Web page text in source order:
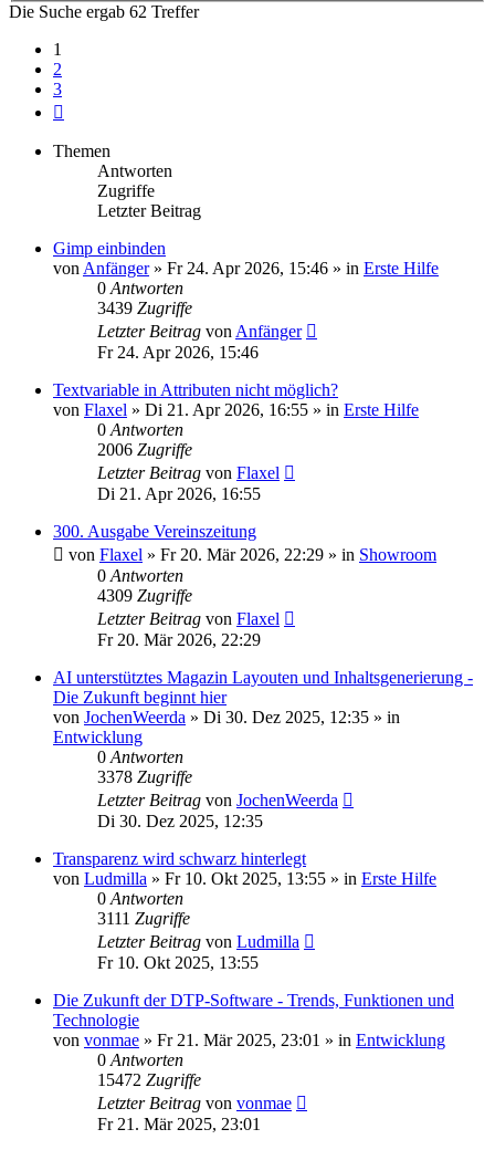
Die Suche ergab 62 Treffer
1
2
3
Themen
Antworten
Zugriffe
Letzter Beitrag
Gimp einbinden
von Anfänger» Fr 24. Apr 2026, 15:46 » in Erste Hilfe
0 Antworten
3439 Zugriffe
Letzter Beitrag von Anfänger
Fr 24. Apr 2026, 15:46
Textvariable in Attributen nicht möglich?
von Flaxel » Di 21. Apr 2026, 16:55 » in Erste Hilfe
0 Antworten
2006 Zugriffe
Letzter Beitrag von Flaxel
Di 21. Apr 2026, 16:55
300. Ausgabe Vereinszeitung
von Flaxel » Fr 20. Mär 2026, 22:29 » in Showroom
0 Antworten
4309 Zugriffe
Letzter Beitrag von Flaxel
Fr 20. Mär 2026, 22:29
AI unterstütztes Magazin Layouten und Inhaltsgenerierung -
Die Zukunft beginnt hier
von JochenWeerda » Di 30. Dez 2025, 12:35 » in
Entwicklung
0 Antworten
3378 Zugriffe
Letzter Beitrag von JochenWeerda
Di 30. Dez 2025, 12:35
Transparenz wird schwarz hinterlegt
von Ludmilla » Fr 10. Okt 2025, 13:55 » in Erste Hilfe
0 Antworten
3111 Zugriffe
Letzter Beitrag von Ludmilla
Fr 10. Okt 2025, 13:55
Die Zukunft der DTP-Software - Trends, Funktionen und
Technologie
von vonmae » Fr 21. Mär 2025, 23:01 » in Entwicklung
0 Antworten
15472 Zugriffe
Letzter Beitrag von vonmae
Fr 21. Mär 2025, 23:01